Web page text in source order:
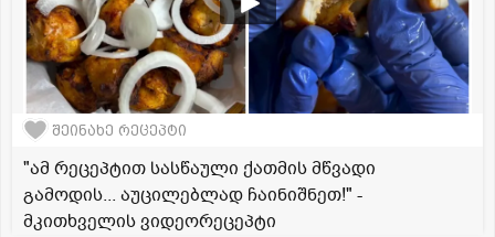
შეინახე რეცეპტი
"ამ რეცეპტით სასწაული ქათმის მწვადი
გამოდის... აუცილებლად ჩაინიშნეთ!" -
მკითხველის ვიდეორეცეპტი